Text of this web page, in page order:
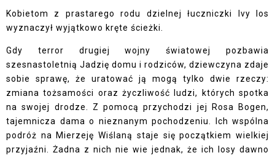
Kobietom z prastarego rodu dzielnej łuczniczki Ivy los
wyznaczył wyjątkowo kręte ścieżki.
Gdy terror drugiej wojny światowej pozbawia
szesnastoletnią Jadzię domu i rodziców, dziewczyna zdaje
sobie sprawę, że uratować ją mogą tylko dwie rzeczy:
zmiana tożsamości oraz życzliwość ludzi, których spotka
na swojej drodze. Z pomocą przychodzi jej Rosa Bogen,
tajemnicza dama o nieznanym pochodzeniu. Ich wspólna
podróż na Mierzeję Wiślaną staje się początkiem wielkiej
przyjaźni. Żadna z nich nie wie jednak, że ich losy dawno